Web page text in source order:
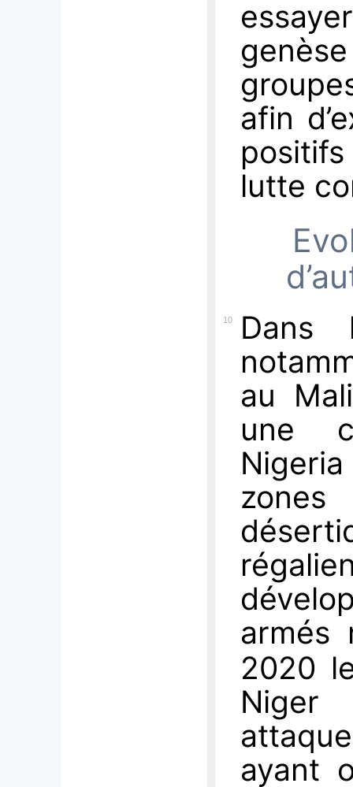
afin
lutte
10
Dans
au
une
armés
2020
Niger
ayant